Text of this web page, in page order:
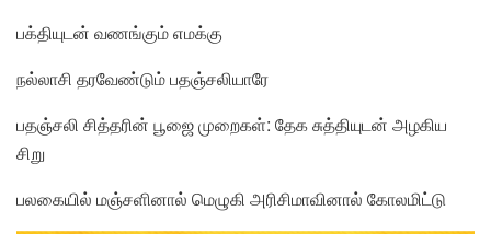
பக்தியுடன் வணங்கும் எமக்கு
நல்லாசி தரவேண்டும் பதஞ்சலியாரே
பதஞ்சலி சித்தரின் பூஜை முறைகள்: தேக சுத்தியுடன் அழகிய
சிறு
பலகையில் மஞ்சளினால் மெழுகி அரிசிமாவினால் கோலமிட்டு